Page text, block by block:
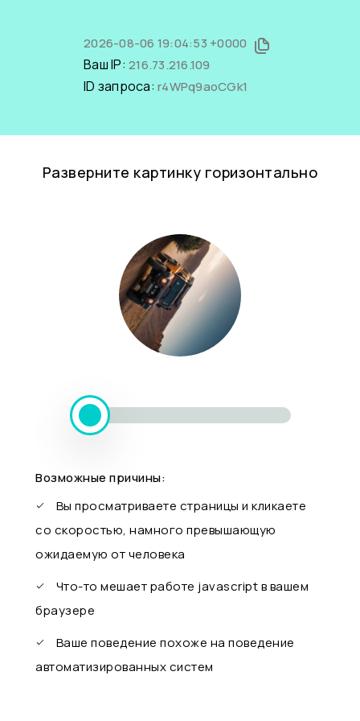
2026-08-06 19:04:53 +0000
Ваш IP: 216.73.216.109
ID запроса: r4WPq9aoCGk1
Разверните картинку горизонтально
Возможные причины:
Вы просматриваете страницы и кликаете
со скоростью, намного превышающую
ожидаемую от человека
Что-то мешает работе javascript в вашем
браузере
Ваше поведение похоже на поведение
автоматизированных систем